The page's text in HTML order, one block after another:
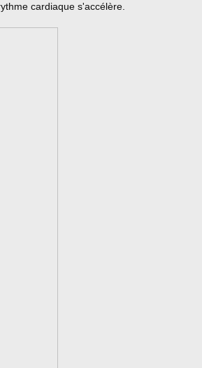
cardiaque s'accélère.